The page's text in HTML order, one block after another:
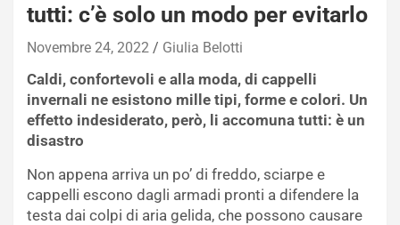
tutti: c’è solo un modo per evitarlo
Novembre 24, 2022 Giulia Belotti
Caldi, confortevoli e alla moda, di cappelli
invernali ne esistono mille tipi, forme e colori. Un
effetto indesiderato, però, li accomuna tutti: è un
disastro
Non appena arriva un po’ di freddo, sciarpe e
cappelli escono dagli armadi pronti a difendere la
testa dai colpi di aria gelida, che possono causare